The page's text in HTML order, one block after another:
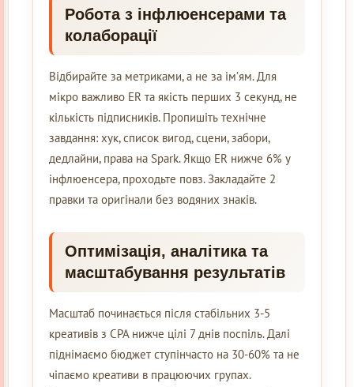
Робота з інфлюенсерами та
колаборації
Відбирайте за метриками, а не за ім’ям. Для
мікро важливо ER та якість перших 3 секунд, не
кількість підписників. Пропишіть технічне
завдання: хук, список вигод, сцени, забори,
дедлайни, права на Spark. Якщо ER нижче 6% у
інфлюенсера, проходьте повз. Закладайте 2
правки та оригінали без водяних знаків.
Оптимізація, аналітика та
масштабування результатів
Масштаб починається після стабільних 3-5
креативів з CPA нижче цілі 7 днів поспіль. Далі
піднімаємо бюджет ступінчасто на 30-60% та не
чіпаємо креативи в працюючих групах.